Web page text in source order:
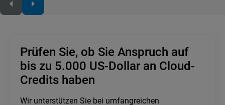
Prüfen Sie, ob Sie Anspruch auf
bis zu 5.000 US-Dollar an Cloud-
Credits haben
Wir unterstützen Sie bei umfangreichen